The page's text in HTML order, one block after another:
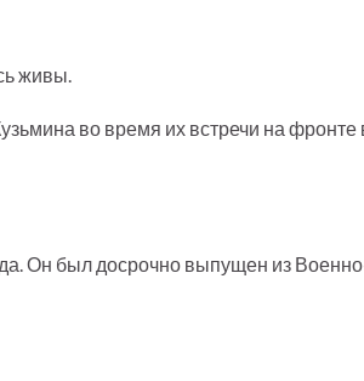
живы.
во время их встречи на фронте
Он был досрочно выпущен из